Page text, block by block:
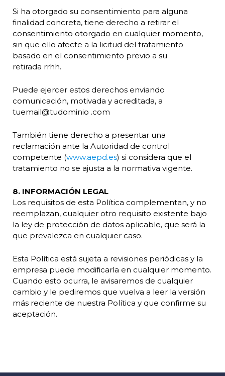
Si ha otorgado su consentimiento para alguna
finalidad concreta, tiene derecho a retirar el
consentimiento otorgado en cualquier momento,
sin que ello afecte a la licitud del tratamiento
basado en el consentimiento previo a su
retirada rrhh.
Puede ejercer estos derechos enviando
comunicación, motivada y acreditada, a
tuemail@tudominio .com
También tiene derecho a presentar una
reclamación ante la Autoridad de control
competente (www.aepd.es) si considera que el
tratamiento no se ajusta a la normativa vigente.
8. INFORMACIÓN LEGAL
Los requisitos de esta Política complementan, y no
reemplazan, cualquier otro requisito existente bajo
la ley de protección de datos aplicable, que será la
que prevalezca en cualquier caso.
Esta Política está sujeta a revisiones periódicas y la
empresa puede modificarla en cualquier momento.
Cuando esto ocurra, le avisaremos de cualquier
cambio y le pediremos que vuelva a leer la versión
más reciente de nuestra Política y que confirme su
aceptación.